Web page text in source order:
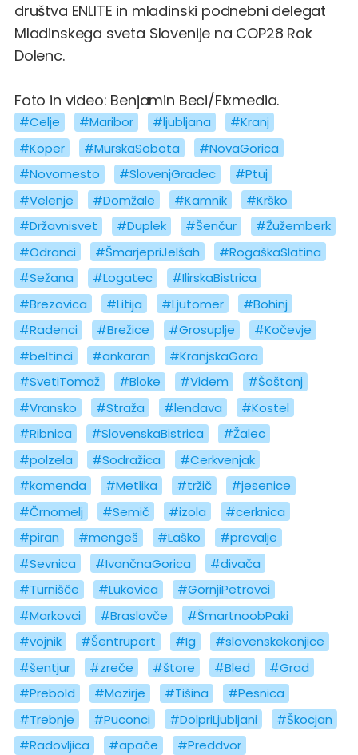
društva ENLITE in mladinski podnebni delegat
Mladinskega sveta Slovenije na COP28 Rok
Dolenc.
Foto in video: Benjamin Beci/Fixmedia.
#Celje #Maribor #ljubljana
#Kranj
#Koper
#MurskaSobota
#NovaGorica
#Novomesto
#SlovenjGradec
#Ptuj
#Velenje
#Domžale #Kamnik
#Krško
#Državnisvet
#Duplek #Šenčur
#Žužemberk
#Odranci
#ŠmarjepriJelšah
#RogaškaSlatina
#Sežana
#Logatec
#IlirskaBistrica
#Brezovica
#Litija #Ljutomer
#Bohinj
#Radenci
#Brežice #Grosuplje
#Kočevje
#beltinci
#ankaran
#KranjskaGora
#SvetiTomaž
#Bloke #Videm
#Šoštanj
#Vransko
#Straža #lendava
#Kostel
#Ribnica
#SlovenskaBistrica
#Žalec
#polzela
#Sodražica
#Cerkvenjak
#komenda
#Metlika #tržič
#jesenice
#Črnomelj
#Semič #izola
#cerknica
#piran
#mengeš #Laško
#prevalje
#Sevnica
#IvančnaGorica
#divača
#Turnišče
#Lukovica
#GornjiPetrovci
#Markovci
#Braslovče
#ŠmartnoobPaki
#vojnik
#Šentrupert #Ig
#slovenskekonjice
#šentjur
#zreče #štore #Bled
#Grad
#Prebold
#Mozirje #Tišina
#Pesnica
#Trebnje
#Puconci #DolpriLjubljani
#Škocjan
#Radovljica
#apače
#Preddvor